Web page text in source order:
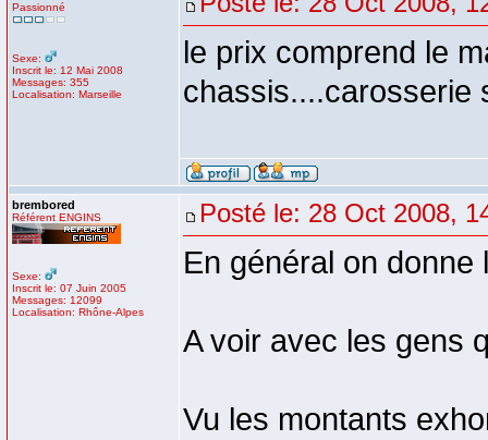
Passionné
Sexe:
Inscrit le: 12 Mai 2008
Messages: 355
Localisation: Marseille
le prix comprend le
chassis....carosserie
brembored
Référent ENGINS
Sexe:
Inscrit le: 07 Juin 2005
Messages: 12099
Localisation: Rhône-Alpes
Posté le: 28 Oct 2008,
En général on
A voir avec les gens
Vu les montants